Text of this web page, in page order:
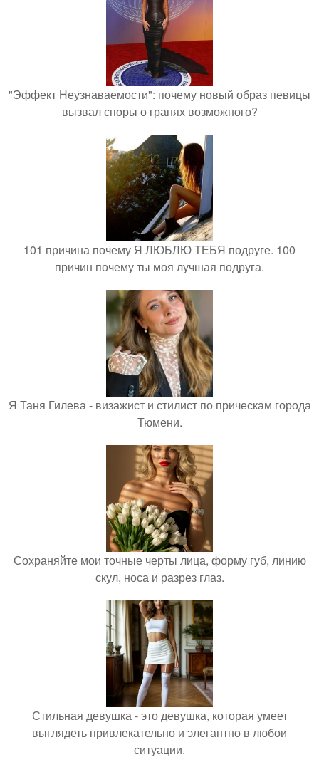
"Эффект Неузнаваемости": почему новый образ певицы
вызвал споры о гранях возможного?
101 причина почему Я ЛЮБЛЮ ТЕБЯ подруге. 100
причин почему ты моя лучшая подруга.
Я Таня Гилева - визажист и стилист по прическам города
Тюмени.
Сохраняйте мои точные черты лица, форму губ, линию
скул, носа и разрез глаз.
Стильная девушка - это девушка, которая умеет
выглядеть привлекательно и элегантно в любои
ситуации.